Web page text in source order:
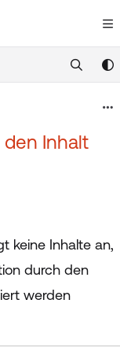
at:
https://
den Inhalt
keine Inhalte an,
durch den
werden